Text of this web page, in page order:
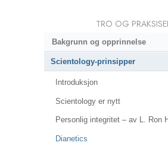
TRO OG
Bakgrunn og opprinnelse
Scientology-prinsipper
Introduksjon
Scientology er nytt
Personlig integritet – av L. Ron
Dianetics